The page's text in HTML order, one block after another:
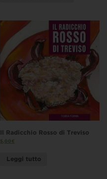
Il Radicchio Rosso di Treviso
5,00€
Leggi tutto